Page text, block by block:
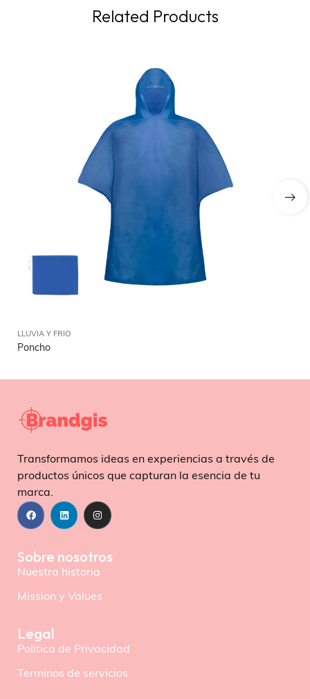
Related Products
LLUVIA Y FRIO
Poncho
Transformamos ideas en experiencias a través de
productos únicos que capturan la esencia de tu
marca.
Sobre nosotros
Nuestra historia
Mission y Values
Legal
Politica de Privacidad
Terminos de servicios